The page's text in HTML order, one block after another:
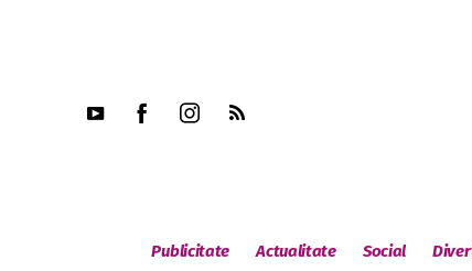
Publicitate Actualitate Social